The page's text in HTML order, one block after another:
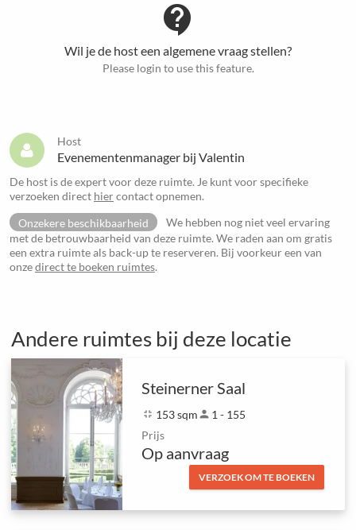
contact_support
Wil je de host een algemene vraag stellen?
Please login to use this feature.
Host
Evenementenmanager bij Valentin
De host is de expert voor deze ruimte. Je kunt voor specifieke
verzoeken direct hiercontact opnemen.
Onzekere beschikbaarheid
We hebben nog niet veel ervaring
met de betrouwbaarheid van deze ruimte. We raden aan om gratis
een extra ruimte als back-up te reserveren. Bij voorkeur een van
onzedirect te boeken ruimtes.
Andere ruimtes bij deze locatie
Steinerner Saal
fullscreen_exit 153 sqmperson 1 - 155
Prijs
Op aanvraag
VERZOEK OM TE BOEKEN